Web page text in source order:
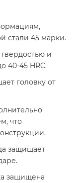
стали 45 марки.
и
40-45 HRC.
головку от
что
защищает
защищена